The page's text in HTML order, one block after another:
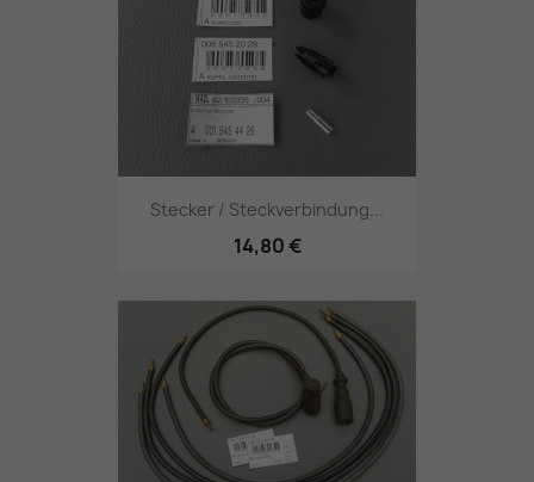
Stecker / Steckverbindung...
14,80 €